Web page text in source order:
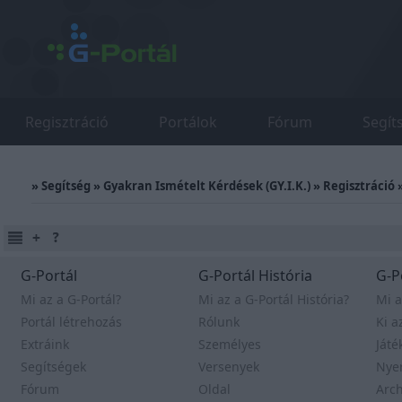
Regisztráció Portálok Fórum
» Segítség » Gyakran Ismételt Kérdések (GY.I.K.) » Regisztráció
G-Portál
Mi az a G-Portál?
Portál létrehozás
Extráink
Segítségek
Fórum
G-Portál História
Mi az a G-Portál História?
Rólunk
Személyes
Versenyek
Oldal
G-
Mi
Ki